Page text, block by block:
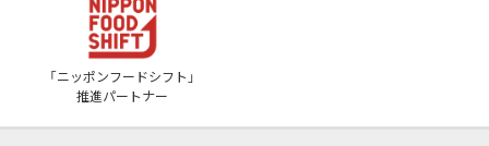
「ニッポンフードシフト」
推進パートナー